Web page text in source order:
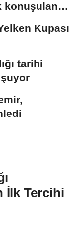
konuşulan
Kupası
tarihi
İlk Tercihi